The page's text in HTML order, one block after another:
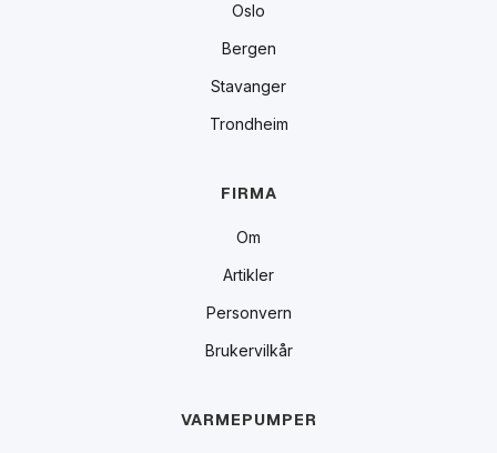
Oslo
Bergen
Stavanger
Trondheim
FIRMA
Om
Artikler
Personvern
Brukervilkår
VARMEPUMPER